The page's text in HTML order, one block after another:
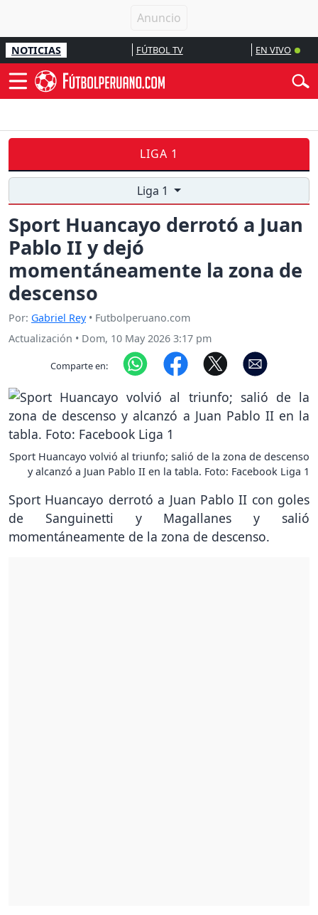
NOTICIAS FÚTBOL TV EN VIVO
LIGA 1
Liga 1
Sport Huancayo derrotó a Juan
Pablo II y dejó
momentáneamente la zona de
descenso
Por: Gabriel Rey• Futbolperuano.com
Actualización • Dom, 10 May 2026 3:17 pm
Comparte en:
Sport Huancayo volvió al triunfo; salió de la zona de descenso
y alcanzó a Juan Pablo II en la tabla. Foto: Facebook Liga 1
Sport Huancayo derrotó a Juan Pablo II con goles
de Sanguinetti y Magallanes y salió
momentáneamente de la zona de descenso.